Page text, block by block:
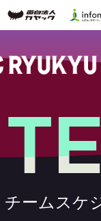
T
チームスケ